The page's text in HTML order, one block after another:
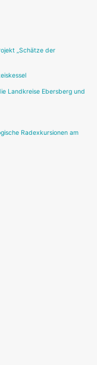
„Schätze der
Landkreise Ebersberg und
Radexkursionen am